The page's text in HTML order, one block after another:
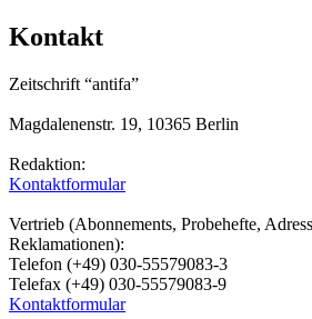
Kontakt
Zeitschrift “antifa”
Magdalenenstr. 19, 10365 Berlin
Redaktion:
Kontaktformular
Vertrieb (Abonnements, Probehefte,
Reklamationen):
Telefon (+49) 030-55579083-3
Telefax (+49) 030-55579083-9
Kontaktformular